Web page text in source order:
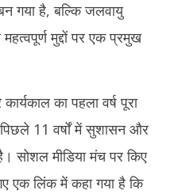
वर्षों में जन आकांक्षाओं को दी नई
गया है, बल्कि जलवायु
मुद्दों पर एक प्रमुख
का पहला वर्ष पूरा
11 वर्षों में सुशासन और
सोशल मीडिया मंच पर किए
एक लिंक में कहा गया है कि